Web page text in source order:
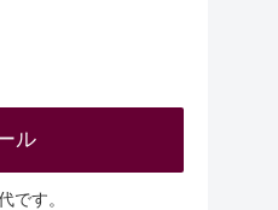
ル
です。